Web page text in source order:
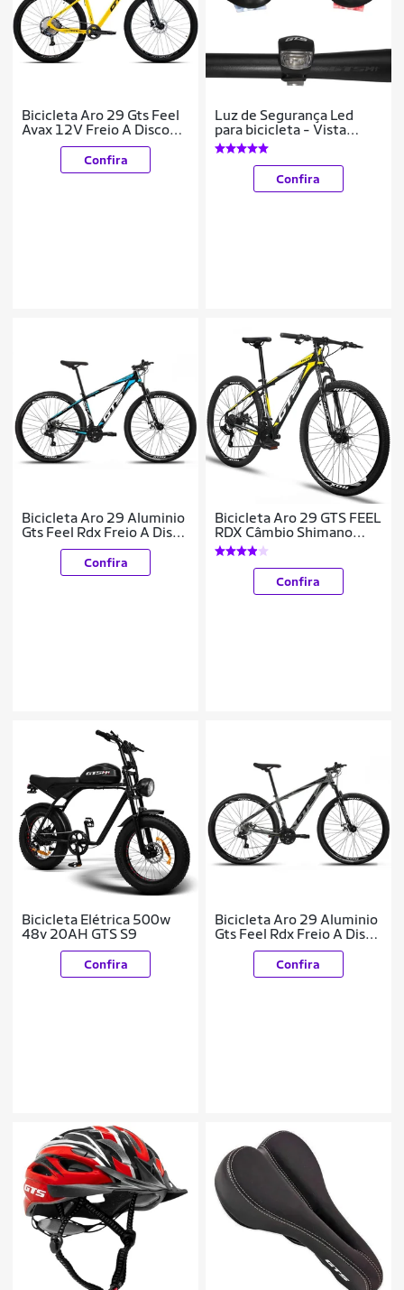
Bicicleta Aro 29 Gts Feel
Avax 12V Freio A Disco
Hidráulico
Confira
Luz de Segurança Led
para bicicleta - Vista
Light flexível
Confira
Bicicleta Aro 29 Aluminio
Gts Feel Rdx Freio A Disco
21 Marchas Shimano
Confira
Bicicleta Aro 29 GTS FEEL
RDX Câmbio Shimano
Freio a Disco 21 Marchas
Confira
Bicicleta Elétrica 500w
48v 20AH GTS S9
Confira
Bicicleta Aro 29 Aluminio
Gts Feel Rdx Freio A Disco
24 Marchas
Confira